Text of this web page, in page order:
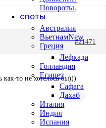
Повороты.
СПОТЫ
Австралия
ВьетнамNew
Греция
Лефкада
Голландия
Египет
Сафага
Дахаб
Италия
Индия
Испания
#21471
то не хотелось бы)))